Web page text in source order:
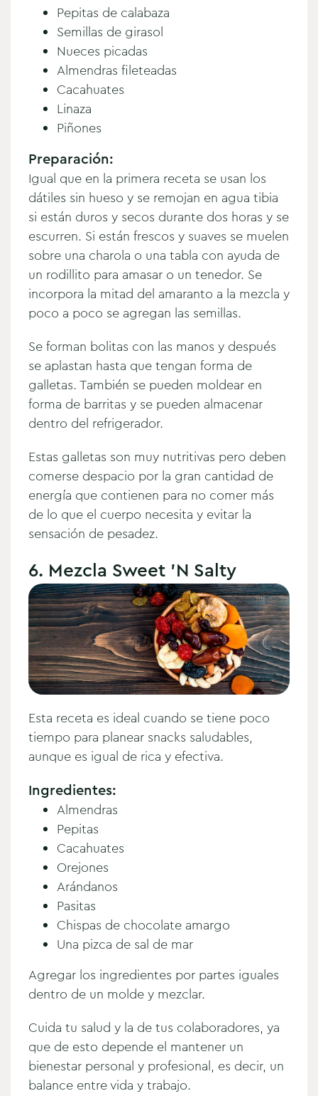
Pepitas de calabaza
Semillas de girasol
Nueces picadas
Almendras fileteadas
Cacahuates
Linaza
Piñones
Preparación:
Igual que en la primera receta se usan los
dátiles sin hueso y se remojan en agua tibia
si están duros y secos durante dos horas y se
escurren. Si están frescos y suaves se muelen
sobre una charola o una tabla con ayuda de
un rodillito para amasar o un tenedor. Se
incorpora la mitad del amaranto a la mezcla y
poco a poco se agregan las semillas.
Se forman bolitas con las manos y después
se aplastan hasta que tengan forma de
galletas. También se pueden moldear en
forma de barritas y se pueden almacenar
dentro del refrigerador.
Estas galletas son muy nutritivas pero deben
comerse despacio por la gran cantidad de
energía que contienen para no comer más
de lo que el cuerpo necesita y evitar la
sensación de pesadez.
6. Mezcla Sweet 'N Salty
Esta receta es ideal cuando se tiene poco
tiempo para planear snacks saludables,
aunque es igual de rica y efectiva.
Ingredientes:
Almendras
Pepitas
Cacahuates
Orejones
Arándanos
Pasitas
Chispas de chocolate amargo
Una pizca de sal de mar
Agregar los ingredientes por partes iguales
dentro de un molde y mezclar.
Cuida tu salud y la de tus colaboradores, ya
que de esto depende el mantener un
bienestar personal y profesional, es decir, un
balance entre vida y trabajo.